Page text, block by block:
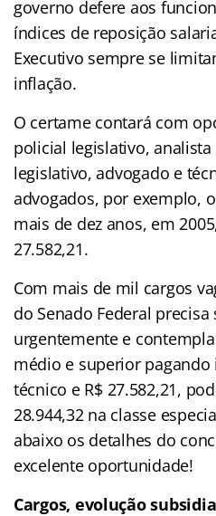
governo defere aos
índices de reposição
Executivo sempre se
inflação.
O certame contará com
policial legislativo,
legislativo, advogado e
advogados, por exemplo,
mais de dez anos, em
27.582,21.
Com mais de mil cargos
do Senado Federal precisa
urgentemente e
médio e superior
técnico e R$ 27.582,21,
28.944,32 na classe
abaixo os detalhes do
excelente oportunidade!
Cargos, evolução